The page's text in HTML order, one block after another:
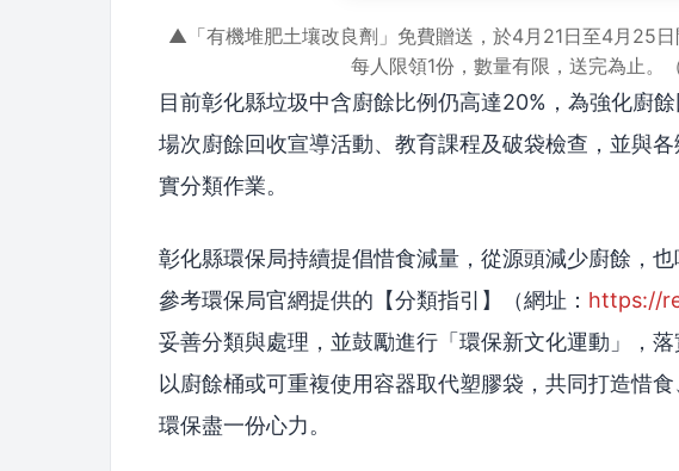
▲「有機堆肥土壤改良劑」免費贈送，於4月21日至4月25日
每人限領1份，數量有限，送完為止。
目前彰化縣垃圾中含廚餘比例仍高達20%，為強化廚
場次廚餘回收宣導活動、教育課程及破袋檢查，並與
實分類作業。
彰化縣環保局持續提倡惜食減量，從源頭減少廚餘，
參考環保局官網提供的【分類指引】（網址： https://
妥善分類與處理，並鼓勵進行「環保新文化運動」，
以廚餘桶或可重複使用容器取代塑膠袋，共同打造惜
環保盡一份心力。